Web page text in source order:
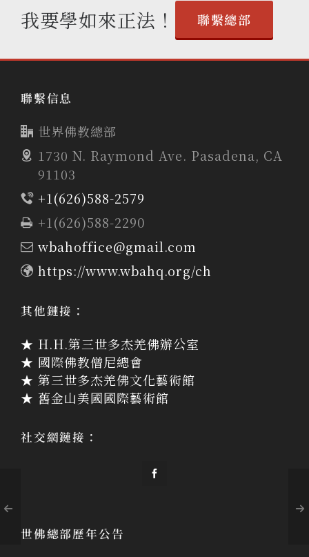
我要學如來正法！ 聯繫總部
聯繫信息
世界佛教總部
1730 N. Raymond Ave. Pasadena, CA
91103
+1(626)588-2579
+1(626)588-2290
wbahoffice@gmail.com
https://www.wbahq.org/ch
其他鏈接：
★ H.H.第三世多杰羌佛辦公室
★ 國際佛教僧尼總會
★ 第三世多杰羌佛文化藝術館
★ 舊金山美國國際藝術館
社交網鏈接：
世佛總部歷年公告